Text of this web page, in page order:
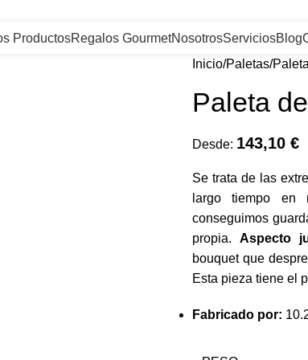
ProductosRegalos GourmetNosotrosServiciosBlog
Inicio Paletas
Paleta
Desde: 143,10 €
Se trata de las
largo tiempo en
conseguimos
propia. Aspecto
bouquet que
Esta pieza tiene el
Fabricado por: